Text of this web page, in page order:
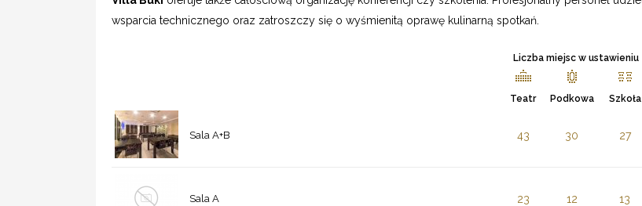
wsparcia technicznego oraz zatroszczy się o wyśmienitą oprawę kulinarną spotkań.
Liczba miejsc w ustawieniu
Teatr Podkowa Szkoła
Sala A+B 43 30 27
Sala A 23 12 13